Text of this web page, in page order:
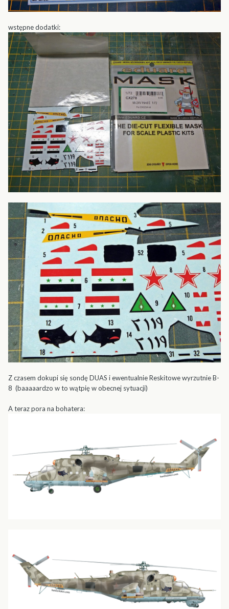
wstępne dodatki:
Z czasem dokupi się sondę DUAS i ewentualnie Reskitowe wyrzutnie B-
8 (baaaaardzo w to wątpię w obecnej sytuacji)
A teraz pora na bohatera: